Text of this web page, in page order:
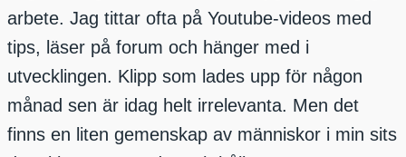
arbete. Jag tittar ofta på Youtube-videos med
tips, läser på forum och hänger med i
utvecklingen. Klipp som lades upp för någon
månad sen är idag helt irrelevanta. Men det
finns en liten gemenskap av människor i min sits